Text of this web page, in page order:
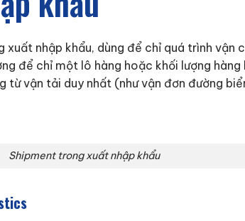
nhập khẩu, dùng để chỉ quá trình vận
để chỉ một lô hàng hoặc khối lượng
vận tải duy nhất (như vận đơn đường
Shipment trong xuất nhập khẩu